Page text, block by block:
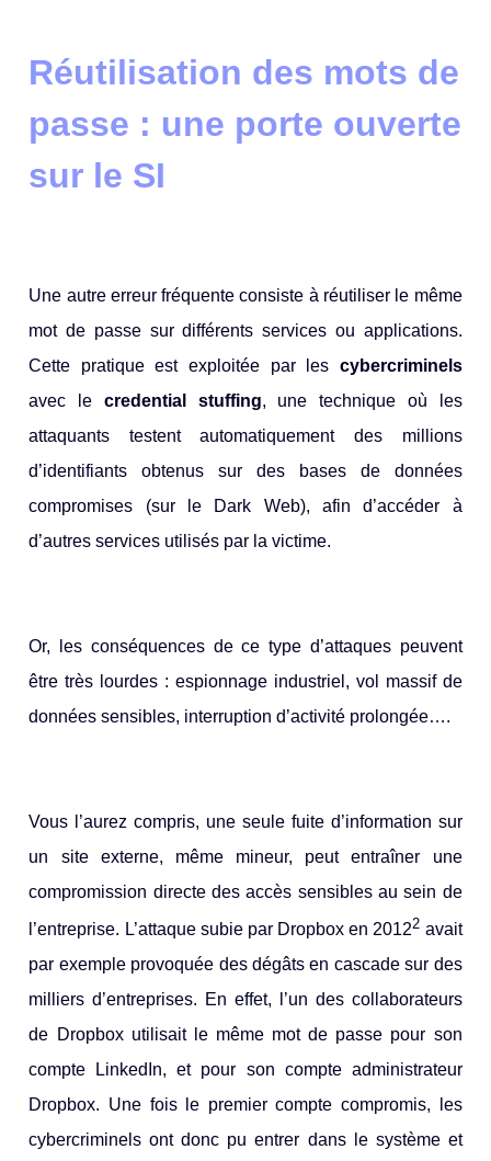
Réutilisation des mots de
passe : une porte ouverte
sur le SI
Une autre erreur fréquente consiste à réutiliser le même
mot de passe sur différents services ou applications.
Cette pratique est exploitée par les cybercriminels
avec le credential stuffing, une technique où les
attaquants testent automatiquement des millions
d’identifiants obtenus sur des bases de données
compromises (sur le Dark Web), afin d’accéder à
d’autres services utilisés par la victime.
Or, les conséquences de ce type d’attaques peuvent
être très lourdes : espionnage industriel, vol massif de
données sensibles, interruption d’activité prolongée….
Vous l’aurez compris, une seule fuite d’information sur
un site externe, même mineur, peut entraîner une
compromission directe des accès sensibles au sein de
l’entreprise. L’attaque subie par Dropbox en 20122 avait
par exemple provoquée des dégâts en cascade sur des
milliers d’entreprises. En effet, l’un des collaborateurs
de Dropbox utilisait le même mot de passe pour son
compte LinkedIn, et pour son compte administrateur
Dropbox. Une fois le premier compte compromis, les
cybercriminels ont donc pu entrer dans le système et